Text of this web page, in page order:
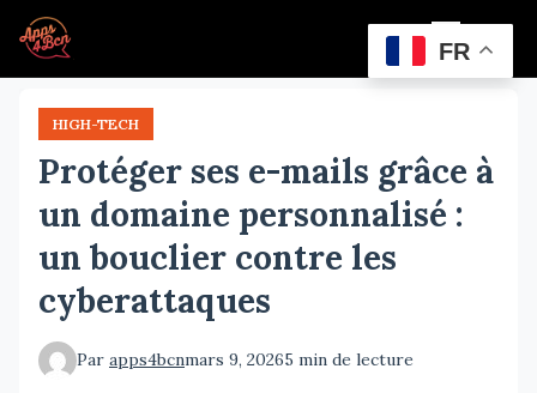
Aller
au
contenu
principal
HIGH-TECH
Protéger ses e-mails grâce à
un domaine personnalisé :
un bouclier contre les
cyberattaques
Par apps4bcnmars 9, 20265 min de lecture
FR